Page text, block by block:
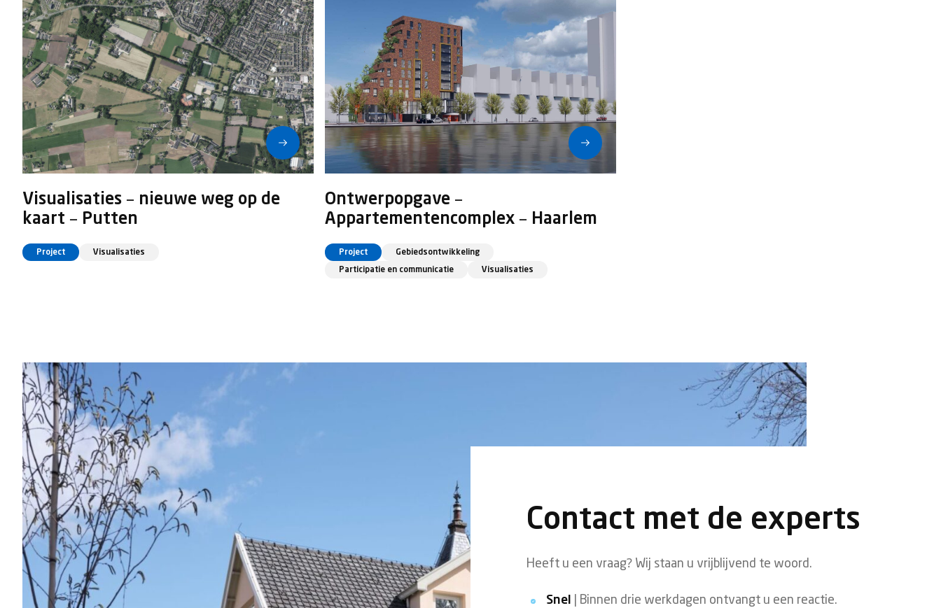
Visualisaties – nieuwe weg op de
kaart – Putten
Project Visualisaties
Ontwerpopgave –
Appartementencomplex – Haarlem
Project Gebiedsontwikkeling
Participatie en communicatie Visualisaties
Contact met de experts
Heeft u een vraag? Wij staan u vrijblijvend te woord.
Snel
| Binnen drie werkdagen ontvangt u een reactie.